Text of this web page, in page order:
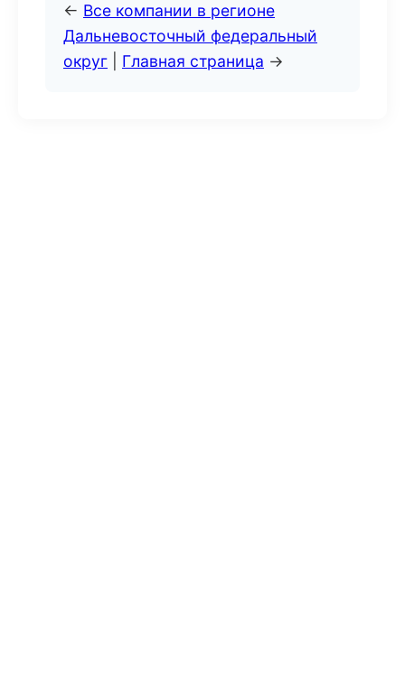
← Все компании в регионе
Дальневосточный федеральный
округ
Главная страница →